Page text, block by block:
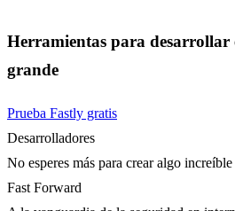
Herramientas para desarrollar
grande
Prueba Fastly gratis
Desarrolladores
No esperes más para crear algo increíble
Fast Forward